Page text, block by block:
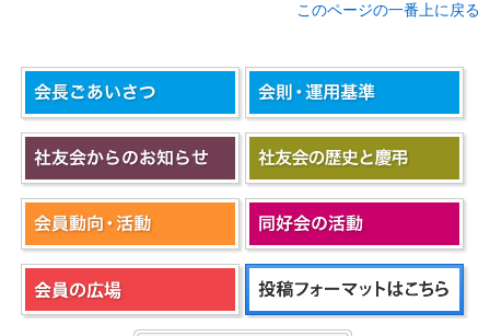
このページの一番上に戻る